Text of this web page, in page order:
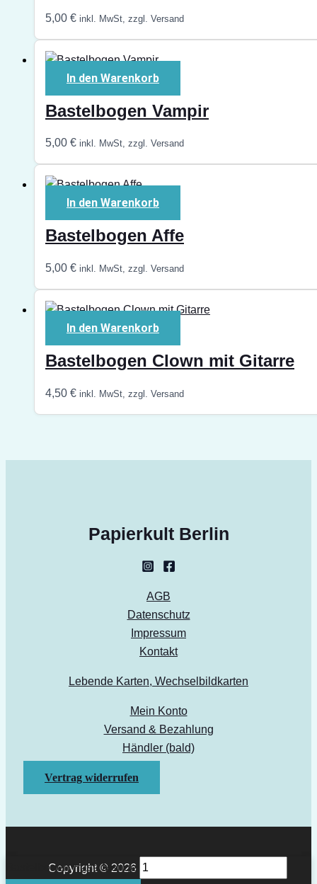
5,00 € inkl. MwSt, zzgl. Versand
In den Warenkorb
Bastelbogen Vampir
5,00 € inkl. MwSt, zzgl. Versand
In den Warenkorb
Bastelbogen Affe
5,00 € inkl. MwSt, zzgl. Versand
In den Warenkorb
Bastelbogen Clown mit Gitarre
4,50 € inkl. MwSt, zzgl. Versand
Papierkult Berlin
AGB
Datenschutz
Impressum
Kontakt
Lebende Karten, Wechselbildkarten
Mein Konto
Versand & Bezahlung
Händler (bald)
Vertrag widerrufen
Copyright © 2026 Papierkult Berlin
Bastelbogen Hase Menge